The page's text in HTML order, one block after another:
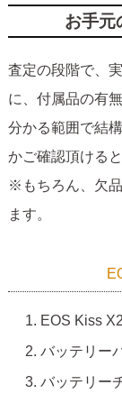
お手元
査定の段階で、
に、付属品の有
分かる範囲で結
かご確認頂ける
※もちろん、欠
ます。
EOS Kiss
バッテリー
バッテリー